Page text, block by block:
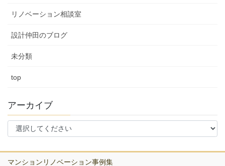
リノベーション相談室
設計仲田のブログ
未分類
top
アーカイブ
マンションリノベーション事例集